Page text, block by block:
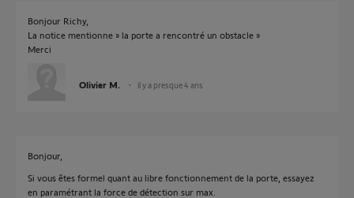
Bonjour Richy,
La notice mentionne » la porte a rencontré un obstacle »
Merci
Olivier M. il y a presque 4 ans
Bonjour,
Si vous êtes formel quant au libre fonctionnement de la porte, essayez
en paramétrant la force de détection sur max.